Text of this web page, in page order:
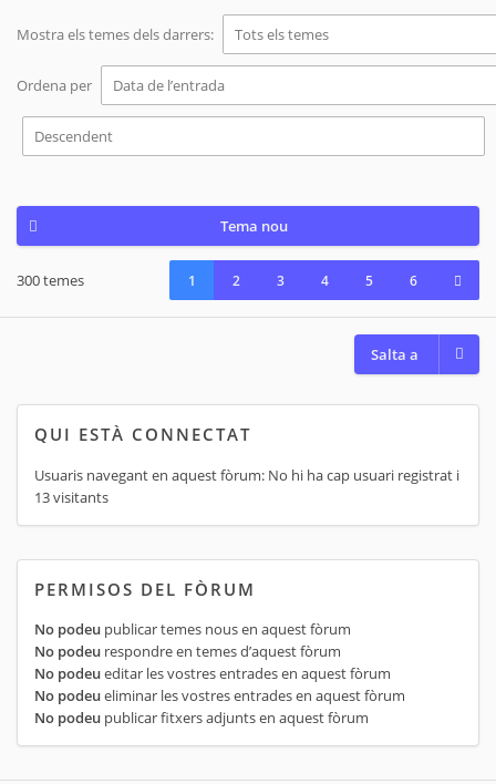
Mostra els temes dels darrers:
Ordena per
Tema nou
300 temes 1 2 3 4 5 6
Salta a
QUI ESTÀ CONNECTAT
Usuaris navegant en aquest fòrum: No hi ha cap usuari registrat i
13 visitants
PERMISOS DEL FÒRUM
No podeu publicar temes nous en aquest fòrum
No podeu respondre en temes d’aquest fòrum
No podeueditar les vostres entrades en aquest fòrum
No podeueliminar les vostres entrades en aquest fòrum
No podeu publicar fitxers adjunts en aquest fòrum